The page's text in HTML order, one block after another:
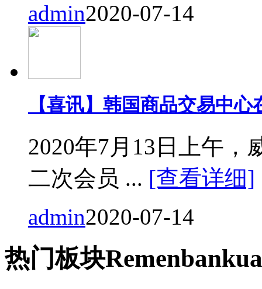
admin2020-07-14
【喜讯】韩国商品交易中
2020年7月13日上午，
二次会员 ... [查看详细]
admin2020-07-14
热门板块Remen